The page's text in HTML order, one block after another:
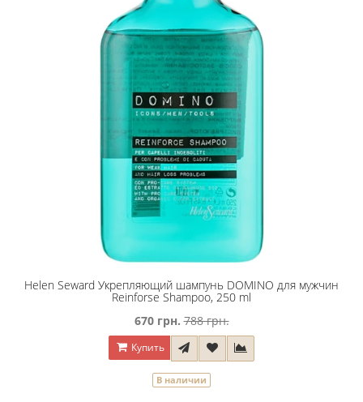
Helen Seward Укрепляющий шампунь DOMINO для мужчин
Reinforse Shampoo, 250 ml
670 грн. 788 грн.
Купить
В наличии